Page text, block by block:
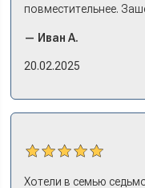
повместительнее.
и прям мое! Даже не
вылезая из него и
— Иван А.
20.02.2025
Хотели в семью